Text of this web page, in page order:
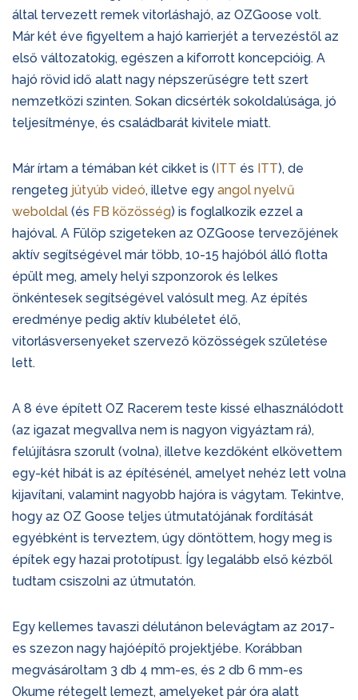
által tervezett remek vitorláshajó, az OZGoose volt.
Már két éve figyeltem a hajó karrierjét a tervezéstől az
első változatokig, egészen a kiforrott koncepcióig. A
hajó rövid idő alatt nagy népszerűségre tett szert
nemzetközi szinten. Sokan dicsérték sokoldalúsága, jó
teljesítménye, és családbarát kivitele miatt.
Már írtam a témában két cikket is (ITT és ITT), de
rengeteg jútyúb videó, illetve egy angol nyelvű
weboldal (és FB közösség) is foglalkozik ezzel a
hajóval. A Fülöp szigeteken az OZGoose tervezőjének
aktív segítségével már több, 10-15 hajóból álló flotta
épült meg, amely helyi szponzorok és lelkes
önkéntesek segítségével valósult meg. Az építés
eredménye pedig aktív klubéletet élő,
vitorlásversenyeket szervező közösségek születése
lett.
A 8 éve épített OZ Racerem teste kissé elhasználódott
(az igazat megvallva nem is nagyon vigyáztam rá),
felújításra szorult (volna), illetve kezdőként elkövettem
egy-két hibát is az építésénél, amelyet nehéz lett volna
kijavítani, valamint nagyobb hajóra is vágytam. Tekintve,
hogy az OZ Goose teljes útmutatójának fordítását
egyébként is terveztem, úgy döntöttem, hogy meg is
építek egy hazai prototípust. Így legalább első kézből
tudtam csiszolni az útmutatón.
Egy kellemes tavaszi délutánon belevágtam az 2017-
es szezon nagy hajóépítő projektjébe. Korábban
megvásároltam 3 db 4 mm-es, és 2 db 6 mm-es
Okume rétegelt lemezt, amelyeket pár óra alatt